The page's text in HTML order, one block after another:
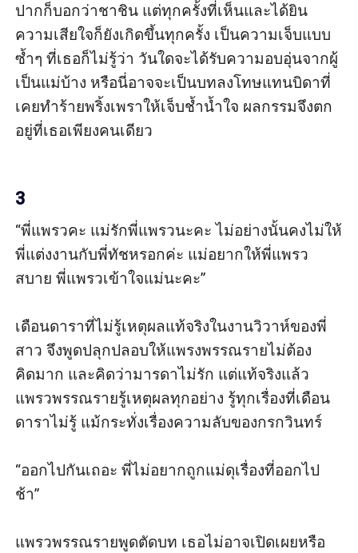
ปากก็บอกว่าชาชิน แต่ทุกครั้งที่เห็นและได้ยิน
ความเสียใจก็ยังเกิดขึ้นทุกครั้ง เป็นความเจ็บแบบ
ซ้ำๆ ที่เธอก็ไม่รู้ว่า วันใดจะได้รับความอบอุ่นจากผู้
เป็นแม่บ้าง หรือนี่อาจจะเป็นบทลงโทษแทนบิดาที่
เคยทำร้ายพริ้งเพราให้เจ็บช้ำน้ำใจ ผลกรรมจึงตก
อยู่ที่เธอเพียงคนเดียว
3
“พี่แพรวคะ แม่รักพี่แพรวนะคะ ไม่อย่างนั้นคงไม่ให้
พี่แต่งงานกับพี่ทัชหรอกค่ะ แม่อยากให้พี่แพรว
สบาย พี่แพรวเข้าใจแม่นะคะ”
เดือนดาราที่ไม่รู้เหตุผลแท้จริงในงานวิวาห์ของพี่
สาว จึงพูดปลุกปลอบให้แพรงพรรณรายไม่ต้อง
คิดมาก และคิดว่ามารดาไม่รัก แต่แท้จริงแล้ว
แพรวพรรณรายรู้เหตุผลทุกอย่าง รู้ทุกเรื่องที่เดือน
ดาราไม่รู้ แม้กระทั่งเรื่องความลับของกรกวินทร์
“ออกไปกันเถอะ พี่ไม่อยากถูกแม่ดุเรื่องที่ออกไป
ช้า”
แพรวพรรณรายพูดตัดบท เธอไม่อาจเปิดเผยหรือ